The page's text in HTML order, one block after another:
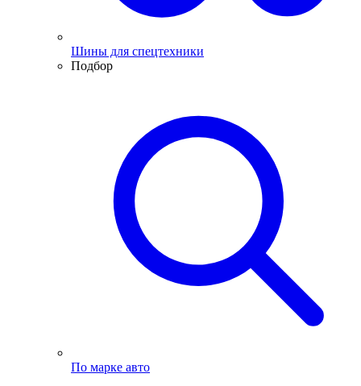
Шины для спецтехники
Подбор
По марке авто